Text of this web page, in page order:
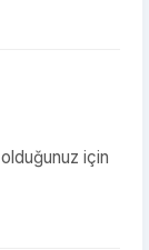
için